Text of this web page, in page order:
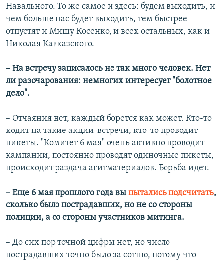
Навального. То же самое и здесь: будем выходить, и
чем больше нас будет выходить, тем быстрее
отпустят и Мишу Косенко, и всех остальных, как и
Николая Кавказского.
– На встречу записалось не так много человек. Нет
ли разочарования: немногих интересует "болотное
дело".
– Отчаяния нет, каждый борется как может. Кто-то
ходит на такие акции-встречи, кто-то проводит
пикеты. "Комитет 6 мая" очень активно проводит
кампании, постоянно проводят одиночные пикеты,
происходит раздача агитматериалов. Борьба идет.
– Еще 6 мая прошлого года вы пытались подсчитать,
сколько было пострадавших, но не со стороны
полиции, а со стороны участников митинга.
– До сих пор точной цифры нет, но число
пострадавших точно было за сотню, потому что